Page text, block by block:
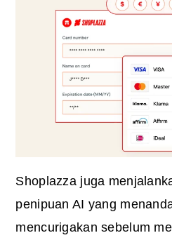
Shoplazza juga
penipuan AI yang
mencurigakan sebelum